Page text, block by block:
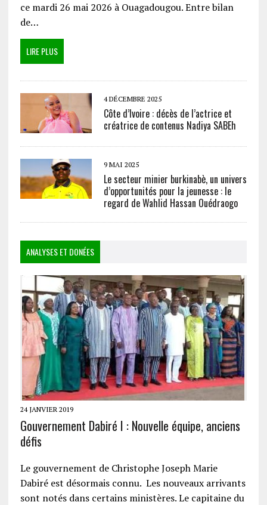
ce mardi 26 mai 2026 à Ouagadougou. Entre bilan
de…
LIRE PLUS
4 DÉCEMBRE 2025
Côte d’Ivoire : décès de l’actrice et
créatrice de contenus Nadiya SABEh
9 MAI 2025
Le secteur minier burkinabè, un univers
d’opportunités pour la jeunesse : le
regard de Wahlid Hassan Ouédraogo
ANALYSES ET DONÉES
24 JANVIER 2019
Gouvernement Dabiré I : Nouvelle équipe, anciens
défis
Le gouvernement de Christophe Joseph Marie
Dabiré est désormais connu. Les nouveaux arrivants
sont notés dans certains ministères. Le capitaine du